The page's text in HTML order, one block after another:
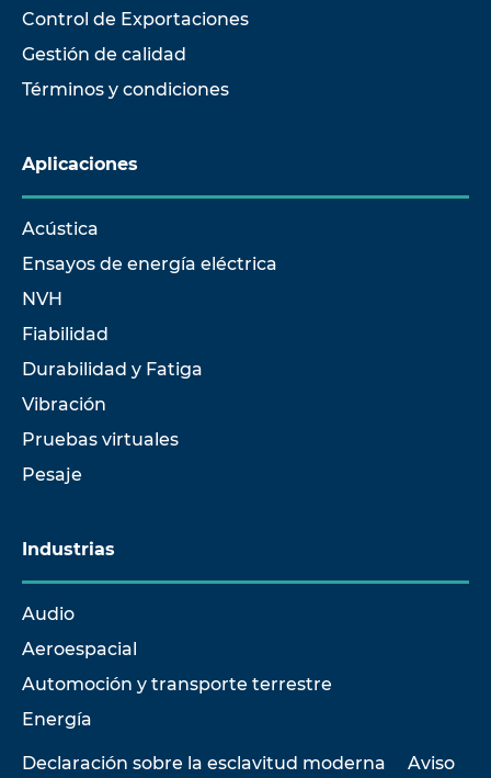
Control de Exportaciones
Gestión de calidad
Términos y condiciones
Aplicaciones
Acústica
Ensayos de energía eléctrica
NVH
Fiabilidad
Durabilidad y Fatiga
Vibración
Pruebas virtuales
Pesaje
Industrias
Audio
Aeroespacial
Automoción y transporte terrestre
Energía
Declaración sobre la esclavitud moderna Aviso